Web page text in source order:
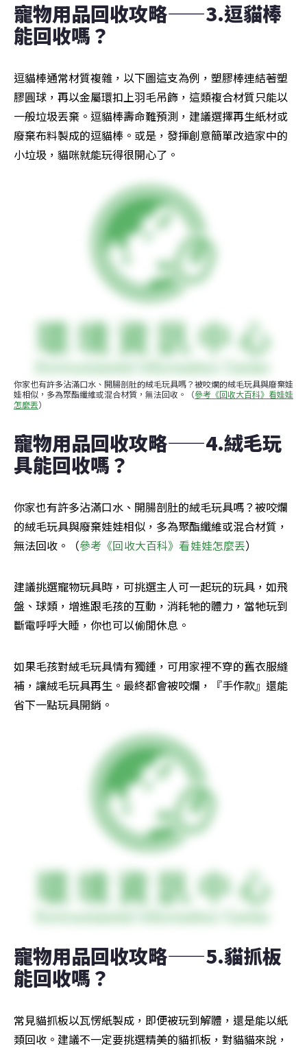
寵物用品回收攻略——3.逗貓棒
能回收嗎？
逗貓棒通常材質複雜，以下圖這支為例，塑膠棒連結著塑
膠圓球，再以金屬環扣上羽毛吊飾，這類複合材質只能以
一般垃圾丟棄。逗貓棒壽命難預測，建議選擇再生紙材或
廢棄布料製成的逗貓棒。或是，發揮創意簡單改造家中的
小垃圾，貓咪就能玩得很開心了。
你家也有許多沾滿口水、開腸剖肚的絨毛玩具嗎？被咬爛的絨毛玩具與廢棄娃
娃相似，多為聚酯纖維或混合材質，無法回收。（參考《回收大百科》看娃娃
怎麼丟）
寵物用品回收攻略——4.絨毛玩
具能回收嗎？
你家也有許多沾滿口水、開腸剖肚的絨毛玩具嗎？被咬爛
的絨毛玩具與廢棄娃娃相似，多為聚酯纖維或混合材質，
無法回收。（參考《回收大百科》看娃娃怎麼丟）
建議挑選寵物玩具時，可挑選主人可一起玩的玩具，如飛
盤、球類，增進跟毛孩的互動，消耗牠的體力，當牠玩到
斷電呼呼大睡，你也可以偷閒休息。
如果毛孩對絨毛玩具情有獨鍾，可用家裡不穿的舊衣服縫
補，讓絨毛玩具再生。最終都會被咬爛，『手作款』還能
省下一點玩具開銷。
寵物用品回收攻略——5.貓抓板
能回收嗎？
常見貓抓板以瓦愣紙製成，即便被玩到解體，還是能以紙
類回收。建議不一定要挑選精美的貓抓板，對貓貓來說，